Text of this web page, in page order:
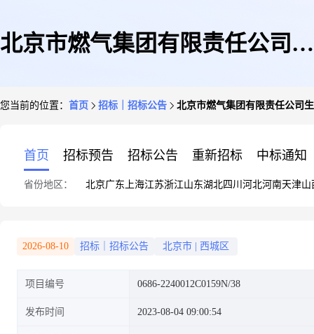
北京市燃气集团有限责任公司生
您当前的位置： 首页 招标｜招标公告 北京市燃气集团有限责任公司
首页 招标预告 招标公告 重新招标 中标通知
省份地区： 北京广东 上海江苏浙江山东湖北四川 河北河南天津山
2026-08-10 招标｜招标公告 北京市 西城区
项目编号 0686-2240012C0159N/38
发布时间 2023-08-04 09:00:54